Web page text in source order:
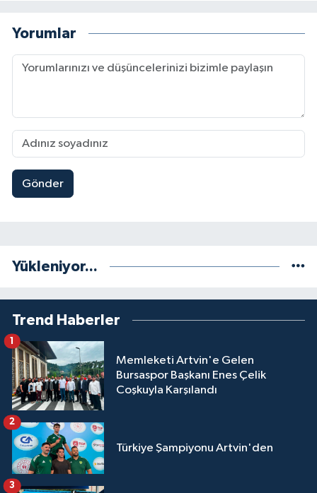
Yorumlar
Gönder
Yükleniyor...
Trend Haberler
Memleketi Artvin'e Gelen
Bursaspor Başkanı Enes Çelik
Coşkuyla Karşılandı
1
Türkiye Şampiyonu Artvin'den
2
3